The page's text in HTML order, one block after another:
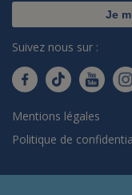
Je
Suivez nous sur :
Mentions légales
Politique de